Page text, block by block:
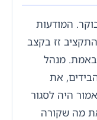
המודעות
זז בקצב
באמת. מנהל
את
היה לסגור
מה שקורה